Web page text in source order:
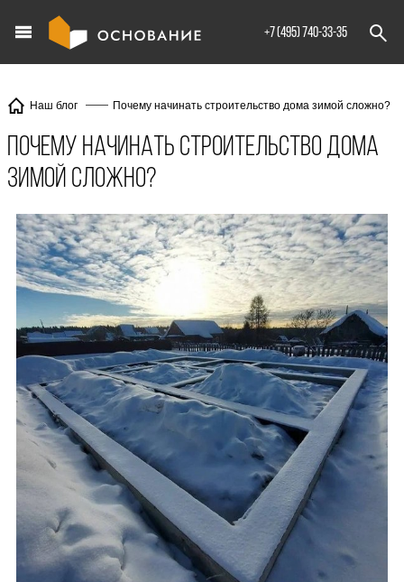
+7 (495) 740-33-35
Наш блог Почему начинать строительство дома зимой сложно?
Почему начинать строительство дома
зимой сложно?